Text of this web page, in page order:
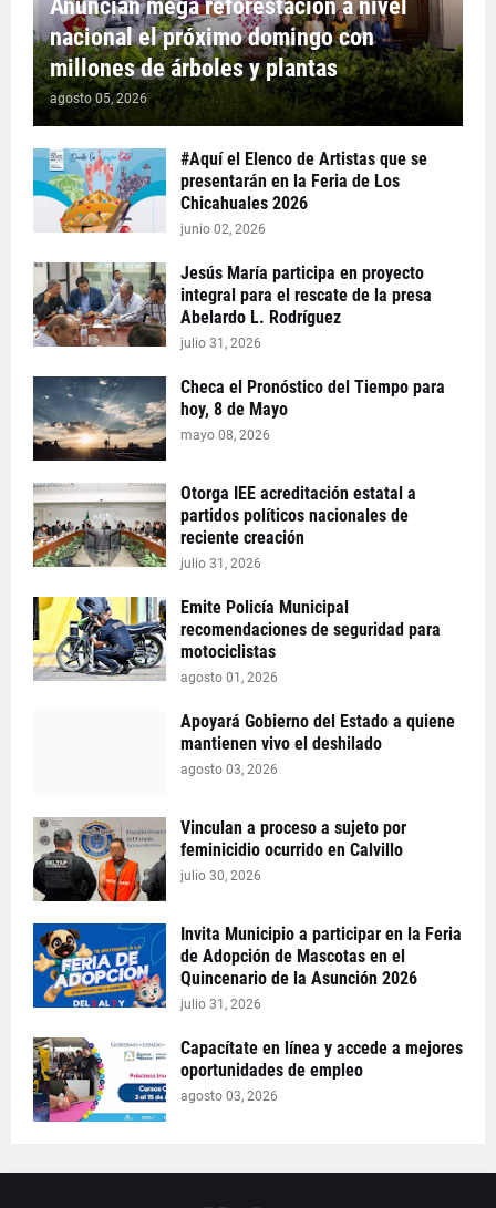
Anuncian mega reforestación a nivel
nacional el próximo domingo con
millones de árboles y plantas
agosto 05, 2026
#Aquí el Elenco de Artistas que se
presentarán en la Feria de Los
Chicahuales 2026
junio 02, 2026
Jesús María participa en proyecto
integral para el rescate de la presa
Abelardo L. Rodríguez
julio 31, 2026
Checa el Pronóstico del Tiempo para
hoy, 8 de Mayo
mayo 08, 2026
Otorga IEE acreditación estatal a
partidos políticos nacionales de
reciente creación
julio 31, 2026
Emite Policía Municipal
recomendaciones de seguridad para
motociclistas
agosto 01, 2026
Apoyará Gobierno del Estado a quiene
mantienen vivo el deshilado
agosto 03, 2026
Vinculan a proceso a sujeto por
feminicidio ocurrido en Calvillo
julio 30, 2026
Invita Municipio a participar en la Feria
de Adopción de Mascotas en el
Quincenario de la Asunción 2026
julio 31, 2026
Capacítate en línea y accede a mejores
oportunidades de empleo
agosto 03, 2026